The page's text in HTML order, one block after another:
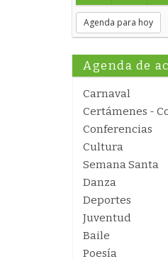
Agenda para hoy
Agenda de
Carnaval
Certámenes -
Conferencias
Cultura
Semana Santa
Danza
Deportes
Juventud
Baile
Poesía